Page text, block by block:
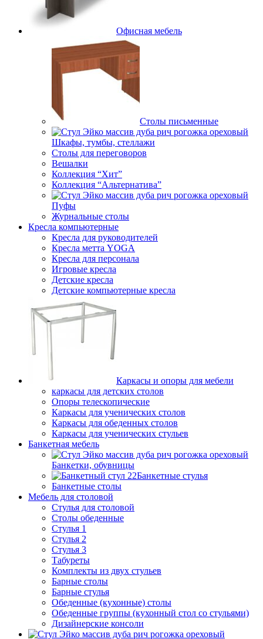
Офисная мебель
Столы письменные
Шкафы, тумбы, стеллажи
Столы для переговоров
Вешалки
Коллекция “Хит”
Коллекция “Альтернатива”
Пуфы
Журнальные столы
Кресла компьютерные
Кресла для руководителей
Кресла метта YOGA
Кресла для персонала
Игровые кресла
Детские кресла
Детские компьютерные кресла
Каркасы и опоры для мебели
каркасы для детских столов
Опоры телескопические
Каркасы для ученических столов
Каркасы для обеденных столов
Каркасы для ученических стульев
Банкетная мебель
Банкетки, обувницы
Банкетные стулья
Банкетные столы
Мебель для столовой
Стулья для столовой
Столы обеденные
Стулья 1
Стулья 2
Стулья 3
Табуреты
Комплекты из двух стульев
Барные столы
Барные стулья
Обеденные (кухонные) столы
Обеденные группы (кухонный стол со стульями)
Дизайнерские консоли